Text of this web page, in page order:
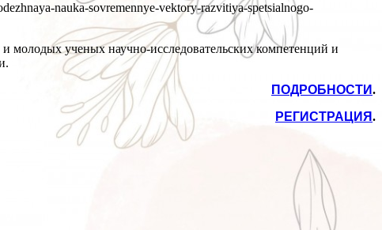
nauka-sovremennye-vektory-razvitiya-spetsialnogo-
молодых ученых научно-исследовательских компетенций и
ПОДРОБНОСТИ.
РЕГИСТРАЦИЯ.